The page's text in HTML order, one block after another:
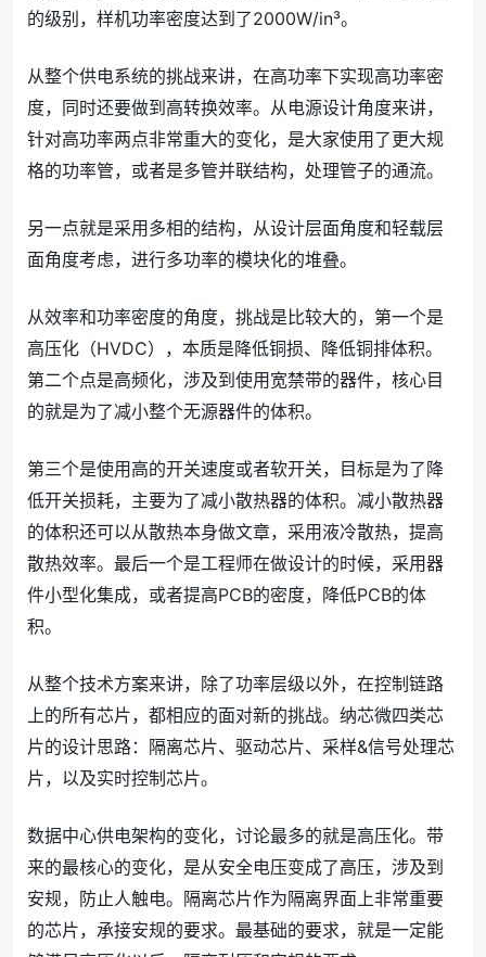
的级别，样机功率密度达到了2000W/in³。
从整个供电系统的挑战来讲，在高功率下实现高功率密
度，同时还要做到高转换效率。从电源设计角度来讲，
针对高功率两点非常重大的变化，是大家使用了更大规
格的功率管，或者是多管并联结构，处理管子的通流。
另一点就是采用多相的结构，从设计层面角度和轻载层
面角度考虑，进行多功率的模块化的堆叠。
从效率和功率密度的角度，挑战是比较大的，第一个是
高压化（HVDC），本质是降低铜损、降低铜排体积。
第二个点是高频化，涉及到使用宽禁带的器件，核心目
的就是为了减小整个无源器件的体积。
第三个是使用高的开关速度或者软开关，目标是为了降
低开关损耗，主要为了减小散热器的体积。减小散热器
的体积还可以从散热本身做文章，采用液冷散热，提高
散热效率。最后一个是工程师在做设计的时候，采用器
件小型化集成，或者提高PCB的密度，降低PCB的体
积。
从整个技术方案来讲，除了功率层级以外，在控制链路
上的所有芯片，都相应的面对新的挑战。纳芯微四类芯
片的设计思路：隔离芯片、驱动芯片、采样&信号处理芯
片，以及实时控制芯片。
数据中心供电架构的变化，讨论最多的就是高压化。带
来的最核心的变化，是从安全电压变成了高压，涉及到
安规，防止人触电。隔离芯片作为隔离界面上非常重要
的芯片，承接安规的要求。最基础的要求，就是一定能